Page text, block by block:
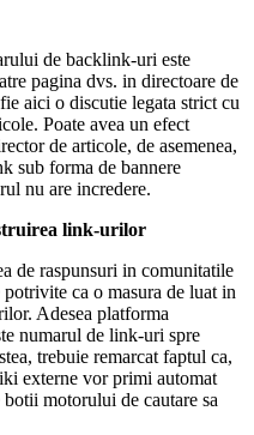
de backlink-uri este
pagina dvs. in directoare de
aici o discutie legata strict cu
Poate avea un efect
de articole, de asemenea,
sub forma de bannere
nu are incredere.
link-urilor
de raspunsuri in comunitatile
ca o masura de luat in
Adesea platforma
numarul de link-uri spre
trebuie remarcat faptul ca,
externe vor primi automat
motorului de cautare sa